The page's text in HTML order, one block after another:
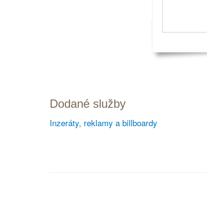
Dodané služby
Inzeráty, reklamy a billboardy